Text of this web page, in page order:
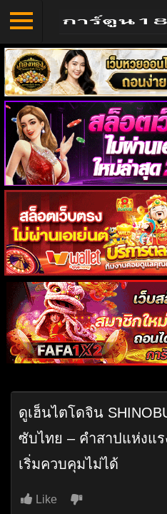
ดูเฮ็นไตโดจิน
ซับไทย – คำสาปแห่งแร
เริ่มควบคุมไม่ได้
Like